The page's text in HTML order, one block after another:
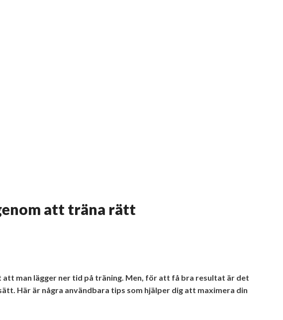
att träna rätt
man lägger ner tid på träning. Men, för att få bra resultat är det
Här är några användbara tips som hjälper dig att maximera din